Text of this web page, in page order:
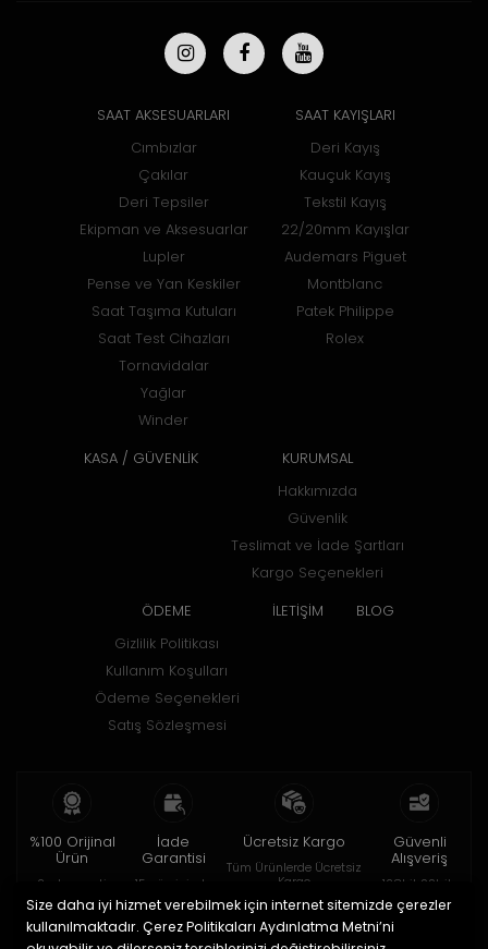
SAAT AKSESUARLARI
Cımbızlar
Çakılar
Deri Tepsiler
Ekipman ve Aksesuarlar
Lupler
Pense ve Yan Keskiler
Saat Taşıma Kutuları
Saat Test Cihazları
Tornavidalar
Yağlar
Winder
SAAT KAYIŞLARI
Deri Kayış
Kauçuk Kayış
Tekstil Kayış
22/20mm Kayışlar
Audemars Piguet
Montblanc
Patek Philippe
Rolex
KASA / GÜVENLİK KURUMSAL
Hakkımızda
Güvenlik
Teslimat ve İade Şartları
Kargo Seçenekleri
ÖDEME
Gizlilik Politikası
Kullanım Koşulları
Ödeme Seçenekleri
Satış Sözleşmesi
İLETİŞİM BLOG
%100 Orijinal
Ürün
2 yıl garanti
İade
Garantisi
15 gün içinde
Ücretsiz Kargo
Tüm Ürünlerde Ücretsiz
Kargo
Güvenli
Alışveriş
128bit SSL ile
Size daha iyi hizmet verebilmek için internet sitemizde çerezler
kullanılmaktadır. Çerez Politikaları Aydınlatma Metni’ni